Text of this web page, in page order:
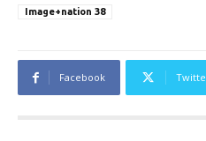
Image+nation 38
Facebook